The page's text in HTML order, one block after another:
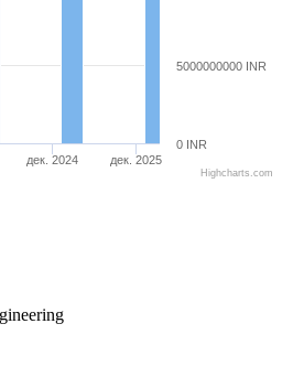
дек. 2024 дек. 2025
0 INR
5000000000 INR
Highcharts.com